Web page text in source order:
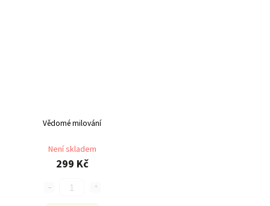
Vědomé milování
Není skladem
299 Kč